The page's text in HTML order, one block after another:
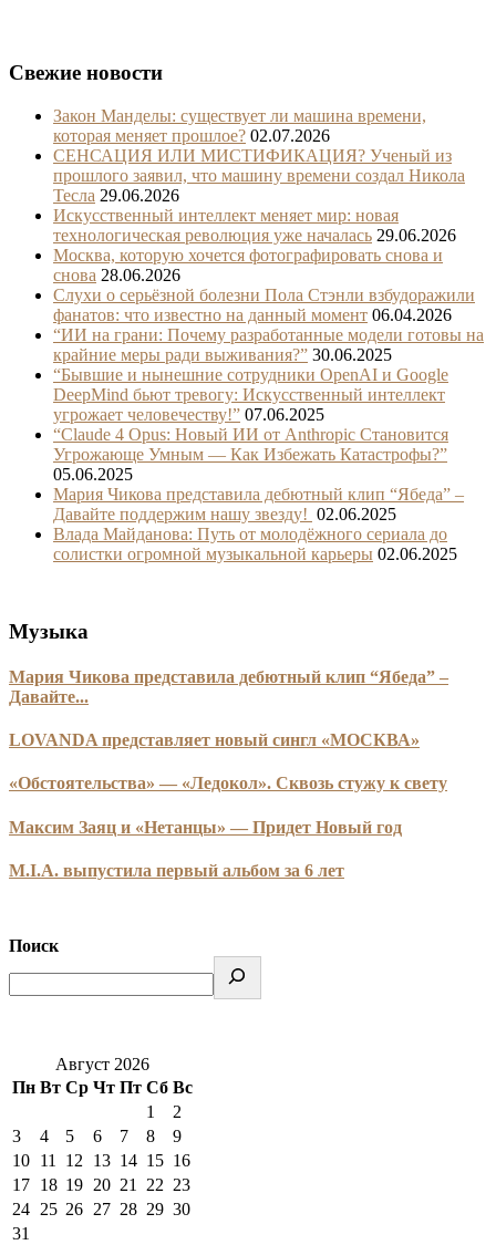
Свежие новости
Закон Манделы: существует ли машина времени,
которая меняет прошлое? 02.07.2026
СЕНСАЦИЯ ИЛИ МИСТИФИКАЦИЯ? Ученый из
прошлого заявил, что машину времени создал Никола
Тесла 29.06.2026
Искусственный интеллект меняет мир: новая
технологическая революция уже началась 29.06.2026
Москва, которую хочется фотографировать снова и
снова 28.06.2026
Слухи о серьёзной болезни Пола Стэнли взбудоражили
фанатов: что известно на данный момент 06.04.2026
“ИИ на грани: Почему разработанные модели готовы на
крайние меры ради выживания?” 30.06.2025
“Бывшие и нынешние сотрудники OpenAI и Google
DeepMind бьют тревогу: Искусственный интеллект
угрожает человечеству!” 07.06.2025
“Claude 4 Opus: Новый ИИ от Anthropic Становится
Угрожающе Умным — Как Избежать Катастрофы?”
05.06.2025
Мария Чикова представила дебютный клип “Ябеда” –
Давайте поддержим нашу звезду! 02.06.2025
Влада Майданова: Путь от молодёжного сериала до
солистки огромной музыкальной карьеры 02.06.2025
Музыка
Мария Чикова представила дебютный клип “Ябеда” –
Давайте...
LOVANDA представляет новый сингл «МОСКВА»
«Обстоятельства» — «Ледокол». Сквозь стужу к свету
Максим Заяц и «Нетанцы» — Придет Новый год
M.I.A. выпустила первый альбом за 6 лет
Поиск
Август 2026
Пн Вт Ср Чт Пт Сб Вс
1
2
3
4 5 6 7 8
9
10 11 12 13 14 15 16
17 18 19 20 21 22 23
24 25 26 27 28 29 30
31